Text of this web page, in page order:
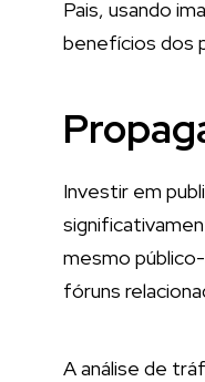
Pais, usando
benefícios dos
Investir em
mesmo
fóruns
A análise de